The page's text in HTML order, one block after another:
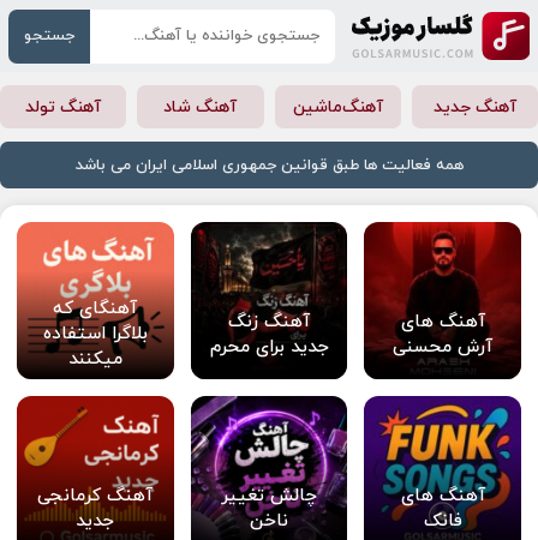
جستجو
آهنگ جدید آهنگ‌ماشین آهنگ شاد آهنگ تولد
همه فعالیت ها طبق قوانین جمهوری اسلامی ایران می باشد
آهنگ های
آرش محسنی
آهنگ زنگ
جدید برای محرم
آهنگای که
بلاگرا استفاده
میکنند
آهنگ های
فانک
چالش تغییر
ناخن
آهنگ کرمانجی
جدید